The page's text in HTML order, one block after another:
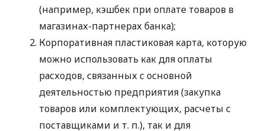
(например, кэшбек при оплате товаров в
магазинах-партнерах банка);
Корпоративная пластиковая карта, которую
можно использовать как для оплаты
расходов, связанных с основной
деятельностью предприятия (закупка
товаров или комплектующих, расчеты с
поставщиками и т. п.), так и для